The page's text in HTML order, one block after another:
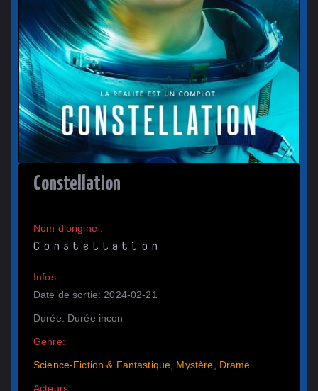
Constellation
Nom d'origine :
Constellation
Infos:
Date de sortie: 2024-02-21
Durée: Durée incon
Genre:
Science-Fiction & Fantastique Mystère Drame
Acteurs :